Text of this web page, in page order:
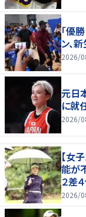
「優
ン、
2026/
元日
に就
2026/
【女
能が
２差
2026/